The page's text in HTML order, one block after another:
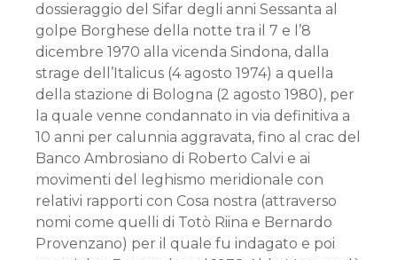
dossieraggio del Sifar degli anni Sessanta al
golpe Borghese della notte tra il 7 e l’8
dicembre 1970 alla vicenda Sindona, dalla
strage dell’Italicus (4 agosto 1974) a quella
della stazione di Bologna (2 agosto 1980), per
la quale venne condannato in via definitiva a
10 anni per calunnia aggravata, fino al crac del
Banco Ambrosiano di Roberto Calvi e ai
movimenti del leghismo meridionale con
relativi rapporti con Cosa nostra (attraverso
nomi come quelli di Totò Riina e Bernardo
Provenzano) per il quale fu indagato e poi